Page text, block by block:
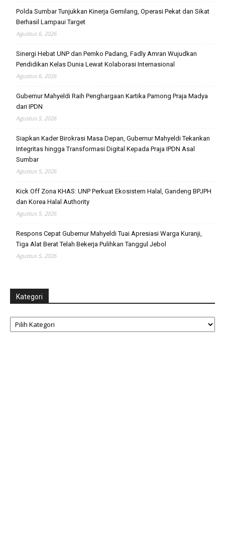
Polda Sumbar Tunjukkan Kinerja Gemilang, Operasi Pekat dan Sikat
Berhasil Lampaui Target
Agustus 6, 2026
Sinergi Hebat UNP dan Pemko Padang, Fadly Amran Wujudkan
Pendidikan Kelas Dunia Lewat Kolaborasi Internasional
Agustus 6, 2026
Gubernur Mahyeldi Raih Penghargaan Kartika Pamong Praja Madya
dari IPDN
Agustus 5, 2026
Siapkan Kader Birokrasi Masa Depan, Gubernur Mahyeldi Tekankan
Integritas hingga Transformasi Digital Kepada Praja IPDN Asal
Sumbar
Agustus 5, 2026
Kick Off Zona KHAS: UNP Perkuat Ekosistem Halal, Gandeng BPJPH
dan Korea Halal Authority
Agustus 5, 2026
Respons Cepat Gubernur Mahyeldi Tuai Apresiasi Warga Kuranji,
Tiga Alat Berat Telah Bekerja Pulihkan Tanggul Jebol
Agustus 5, 2026
Kategori